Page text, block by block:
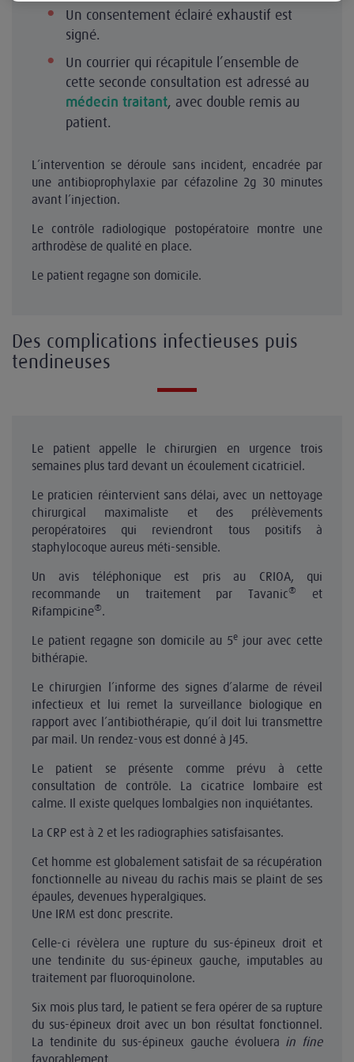
Un consentement éclairé exhaustif est
signé.
Un courrier qui récapitule l’ensemble de
cette seconde consultation est adressé au
médecin traitant, avec double remis au
patient.
L’intervention se déroule sans incident, encadrée par
une antibioprophylaxie par céfazoline 2g 30 minutes
avant l’injection.
Le contrôle radiologique postopératoire montre une
arthrodèse de qualité en place.
Le patient regagne son domicile.
Des complications infectieuses puis
tendineuses
Le patient appelle le chirurgien en urgence trois
semaines plus tard devant un écoulement cicatriciel.
Le praticien réintervient sans délai, avec un nettoyage
chirurgical maximaliste et des prélèvements
peropératoires qui reviendront tous positifs à
staphylocoque aureus méti-sensible.
Un avis téléphonique est pris au CRIOA, qui
recommande un traitement par Tavanic®
et
Rifampicine®.
Le patient regagne son domicile au 5e jour avec cette
bithérapie.
Le chirurgien l’informe des signes d’alarme de réveil
infectieux et lui remet la surveillance biologique en
rapport avec l’antibiothérapie, qu’il doit lui transmettre
par mail. Un rendez-vous est donné à J45.
Le patient se présente comme prévu à cette
consultation de contrôle. La cicatrice lombaire est
calme. Il existe quelques lombalgies non inquiétantes.
La CRP est à 2 et les radiographies satisfaisantes.
Cet homme est globalement satisfait de sa récupération
fonctionnelle au niveau du rachis mais se plaint de ses
épaules, devenues hyperalgiques.
Une IRM est donc prescrite.
Celle-ci révèlera une rupture du sus-épineux droit et
une tendinite du sus-épineux gauche, imputables au
traitement par fluoroquinolone.
Six mois plus tard, le patient se fera opérer de sa rupture
du sus-épineux droit avec un bon résultat fonctionnel.
La tendinite du sus-épineux gauche évoluera in fine
favorablement.